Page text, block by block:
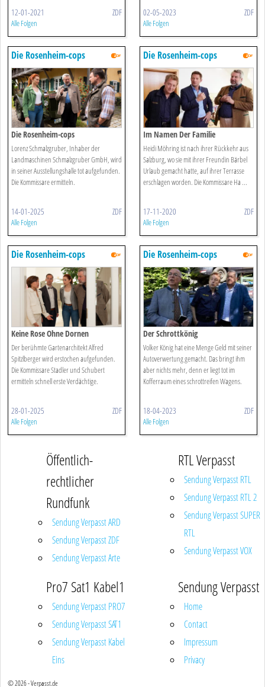
12-01-2021 ZDF
Alle Folgen
02-05-2023 ZDF
Alle Folgen
Die Rosenheim-cops
Die Rosenheim-cops
Lorenz Schmalzgruber, Inhaber der
Landmaschinen Schmalzgruber GmbH, wird
in seiner Ausstellungshalle tot aufgefunden.
Die Kommissare ermitteln.
14-01-2025 ZDF
Alle Folgen
Die Rosenheim-cops
Im Namen Der Familie
Heidi Möhring ist nach ihrer Rückkehr aus
Salzburg, wo sie mit ihrer Freundin Bärbel
Urlaub gemacht hatte, auf ihrer Terrasse
erschlagen worden. Die Kommissare Ha ...
17-11-2020 ZDF
Alle Folgen
Die Rosenheim-cops
Keine Rose Ohne Dornen
Der berühmte Gartenarchitekt Alfred
Spitzlberger wird erstochen aufgefunden.
Die Kommissare Stadler und Schubert
ermitteln schnell erste Verdächtige.
28-01-2025 ZDF
Alle Folgen
Die Rosenheim-cops
Der Schrottkönig
Volker König hat eine Menge Geld mit seiner
Autoverwertung gemacht. Das bringt ihm
aber nichts mehr, denn er liegt tot im
Kofferraum eines schrottreifen Wagens.
18-04-2023 ZDF
Alle Folgen
Öffentlich-
rechtlicher
Rundfunk
Sendung Verpasst ARD
Sendung Verpasst ZDF
Sendung Verpasst Arte
RTL Verpasst
Sendung Verpasst RTL
Sendung Verpasst RTL 2
Sendung Verpasst SUPER
RTL
Sendung Verpasst VOX
Pro7 Sat1 Kabel1
Sendung Verpasst PRO7
Sendung Verpasst SAT1
Sendung Verpasst Kabel
Eins
Sendung Verpasst
Home
Contact
Impressum
Privacy
© 2026 - Verpasst.de